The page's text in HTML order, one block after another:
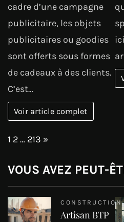
cadre d’une campagne
publicitaire, les objets
publicitaires ou goodies
sont offerts sous formes
de cadeaux à des clients.
C’est…
Voir article complet
Page:
1 2… 213 Next
»
VOUS AVEZ PEUT-
CONSTRUCTION
Artisan BTP